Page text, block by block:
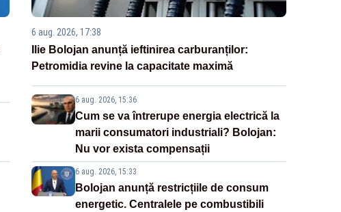
6 aug. 2026, 17:38
Ilie Bolojan anunță ieftinirea carburanților:
Petromidia revine la capacitate maximă
6 aug. 2026, 15:36
Cum se va întrerupe energia electrică la
marii consumatori industriali? Bolojan:
Nu vor exista compensații
6 aug. 2026, 15:33
Bolojan anunță restricțiile de consum
energetic. Centralele pe combustibili